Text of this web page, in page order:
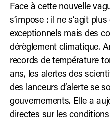
Face à cette nouvelle
s’impose : il ne s’agit plus
exceptionnels mais des
dérèglement climatique.
records de température
ans, les alertes des
des lanceurs d’alerte se
gouvernements. Elle a
directes sur les